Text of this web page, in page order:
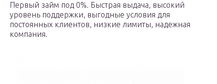
Первый займ под 0%. Быстрая выдача, высокий
уровень поддержки, выгодные условия для
постоянных клиентов, низкие лимиты, надежная
компания.